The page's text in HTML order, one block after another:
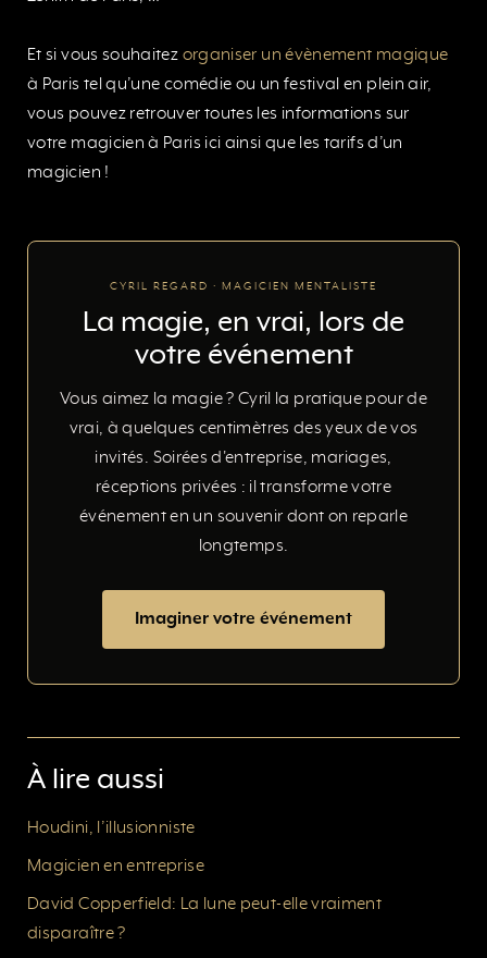
Et si vous souhaitez organiser un évènement magique
à Paris tel qu’une comédie ou un festival en plein air,
vous pouvez retrouver toutes les informations sur
votre magicien à Paris ici ainsi que les tarifs d’un
magicien !
CYRIL REGARD · MAGICIEN MENTALISTE
La magie, en vrai, lors de
votre événement
Vous aimez la magie ? Cyril la pratique pour de
vrai, à quelques centimètres des yeux de vos
invités. Soirées d'entreprise, mariages,
réceptions privées : il transforme votre
événement en un souvenir dont on reparle
longtemps.
Imaginer votre événement
À lire aussi
Houdini, l’illusionniste
Magicien en entreprise
David Copperfield: La lune peut-elle vraiment
disparaître ?